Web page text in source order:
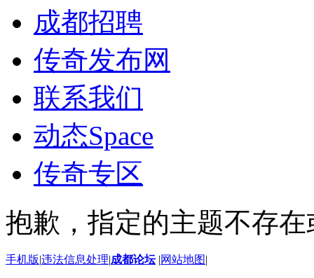
成都招聘
传奇发布网
联系我们
动态Space
传奇专区
抱歉，指定的主题不存
手机版|违法信息处理|成都论坛 |网站地图|